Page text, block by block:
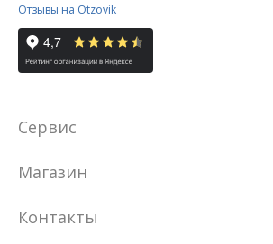
Отзывы на Otzovik
Сервис
Магазин
Контакты